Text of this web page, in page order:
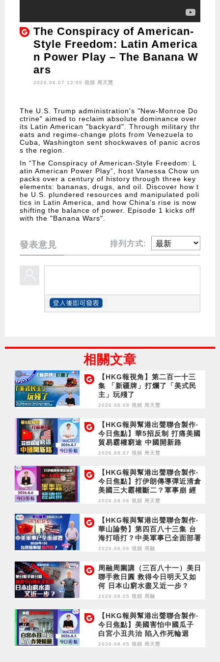
The Conspiracy of American-
Style Freedom: Latin America
n Power Play – The Banana W
ars
2026.06.07 12:00 視頻 周天慧
The U.S. Trump administration's "New-Monroe Do
ctrine" aimed to reclaim absolute dominance over
its Latin American "backyard". Through military thr
eats and regime-change plots from Venezuela to
Cuba, Washington sent shockwaves of panic acros
s the region.
In “The Conspiracy of American-Style Freedom: L
atin American Power Play”, host Vanessa Chow un
packs over a century of history through three key
elements: bananas, drugs, and oil. Discover how t
he U.S. plundered resources and manipulated poli
tics in Latin America, and how China's rise is now
shifting the balance of power. Episode 1 kicks off
with the "Banana Wars".
發表意見 排列方式:
相關文章
【HKG報視角】第二百一十三
集 「新疆牌」打爛了「美式民
主」玩殘了
2026.08.08 視頻 周天慧
【HKG報與幫港出聲聯合製作‧
今日焦點】華5招反制 打痛美國
貿易霸權窮途 中國開新路
2026.08.07 視頻 周天慧
【HKG報與幫港出聲聯合製作‧
今日焦點】打伊朗傳導彈近清倉
美國三大霸權斷二？軍事崩 經
濟損
2026.08.06 視頻 周天慧
【HKG報與幫港出聲聯合製作‧
華山論勢】第四百八十三集 台
海打唔打？中美軍事已全面部署
2028年1月台灣選舉是臨界點？
2026.08.06 視頻 周融
周融周圍講（三百八十一）美日
聯手救日圓 救得今日明天又如
何 日本山窮水盡又近一步？
2026.08.05 視頻 周融
【HKG報與幫港出聲聯合製作‧
今日焦點】美國害怕中國瓜子
白宮小丑共治 陷入作死輪迴
2026.08.05 視頻 周天慧